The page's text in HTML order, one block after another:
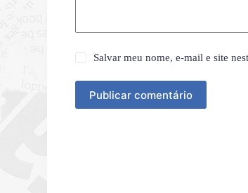
Salvar meu nome, e-mail e site
Publicar comentário